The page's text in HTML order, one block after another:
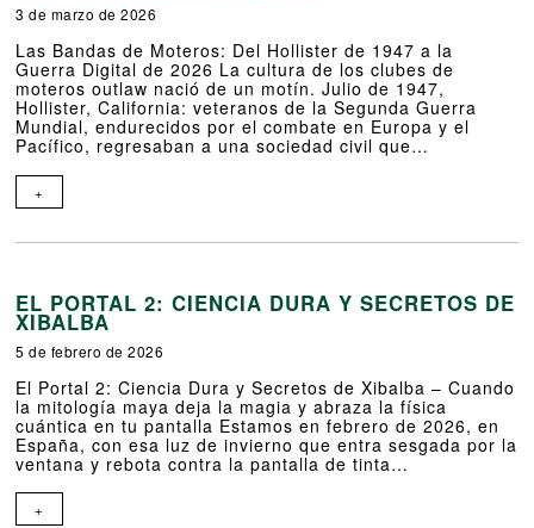
3 de marzo de 2026
Las Bandas de Moteros: Del Hollister de 1947 a la
Guerra Digital de 2026 La cultura de los clubes de
moteros outlaw nació de un motín. Julio de 1947,
Hollister, California: veteranos de la Segunda Guerra
Mundial, endurecidos por el combate en Europa y el
Pacífico, regresaban a una sociedad civil que…
+
EL PORTAL 2: CIENCIA DURA Y SECRETOS DE
XIBALBA
5 de febrero de 2026
El Portal 2: Ciencia Dura y Secretos de Xibalba – Cuando
la mitología maya deja la magia y abraza la física
cuántica en tu pantalla Estamos en febrero de 2026, en
España, con esa luz de invierno que entra sesgada por la
ventana y rebota contra la pantalla de tinta…
+